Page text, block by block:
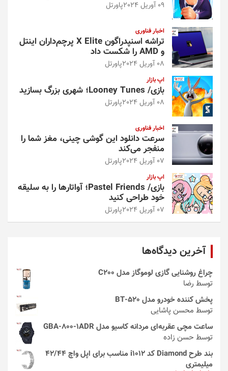
09 آوریل 2024 پاورتل
اخبار فناوری
تراشه اسنپدراگون X Elite پرچم‌داران اینتل
و AMD را شکست داد
08 آوریل 2024 پاورتل
اپ بازار
بازی/ Looney Tunes؛ شهری بزرگ بسازید
08 آوریل 2024 پاورتل
اخبار فناوری
سرعت دانلود این گوشی چینی، مغز شما را
منفجر می‌کند
07 آوریل 2024 پاورتل
اپ بازار
بازی/ Pastel Friends؛ آواتارها را به سلیقه
خود طراحی کنید
07 آوریل 2024 پاورتل
آخرین دیدگاه‌ها
چراغ روشنایی گازی لوموگاز مدل C200
توسط رضا
پخش کننده خودرو مدل 520-BT
توسط محسن پاشایی
ساعت مچی عقربه‌ای مردانه کاسیو مدل GBA-800-1ADR
توسط حسن زاده
بند طرح Diamond کد i1012 مناسب برای اپل واچ 42/44
میلیمتری